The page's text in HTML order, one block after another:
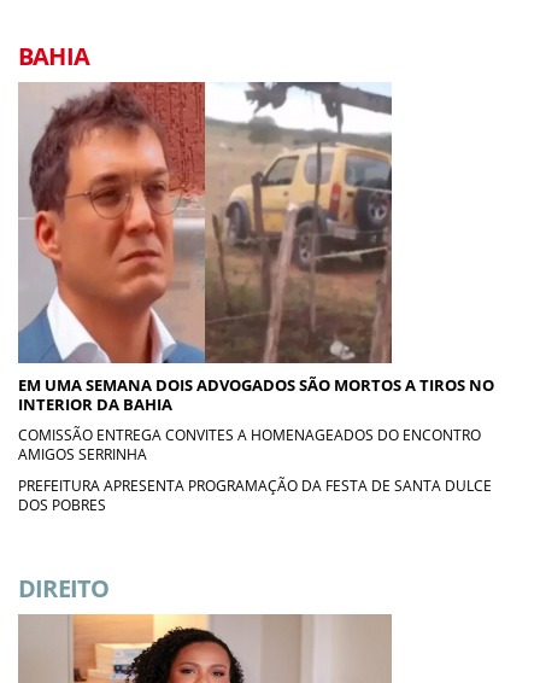
BAHIA
EM UMA SEMANA DOIS ADVOGADOS SÃO MORTOS A TIROS NO
INTERIOR DA BAHIA
COMISSÃO ENTREGA CONVITES A HOMENAGEADOS DO ENCONTRO
AMIGOS SERRINHA
PREFEITURA APRESENTA PROGRAMAÇÃO DA FESTA DE SANTA DULCE
DOS POBRES
DIREITO